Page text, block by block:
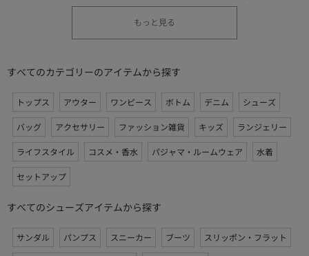
もっと見る
すべてのカテゴリーのアイテムから探す
トップス アウター ワンピース ボトム デニム
シューズ
バッグ
アクセサリー ファッション雑貨 キッズ
ランジェリー
ライフスタイル
コスメ・香水 パジャマ・ルームウェア
水着
セットアップ
すべてのシューズアイテムから探す
サンダル パンプス スニーカー ブーツ
スリッポン・フラット